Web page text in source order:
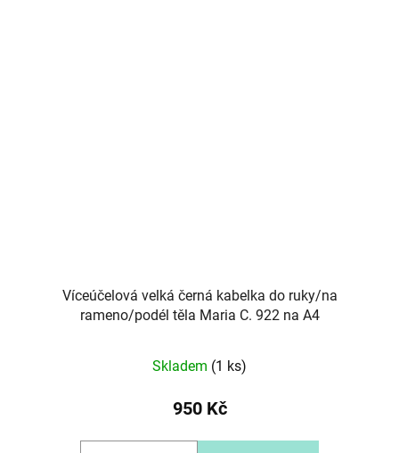
Víceúčelová velká černá kabelka do ruky/na
rameno/podél těla Maria C. 922 na A4
Skladem (1 ks)
950 Kč